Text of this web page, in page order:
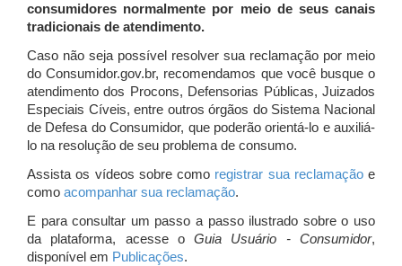
consumidores normalmente por meio de seus canais
tradicionais de atendimento.
Caso não seja possível resolver sua reclamação por meio
do Consumidor.gov.br, recomendamos que você busque o
atendimento dos Procons, Defensorias Públicas, Juizados
Especiais Cíveis, entre outros órgãos do Sistema Nacional
de Defesa do Consumidor, que poderão orientá-lo e auxiliá-
lo na resolução de seu problema de consumo.
Assista os vídeos sobre como registrar sua reclamaçãoe
como acompanhar sua reclamação.
E para consultar um passo a passo ilustrado sobre o uso
da plataforma, acesse oGuia Usuário - Consumidor,
disponível em Publicações.